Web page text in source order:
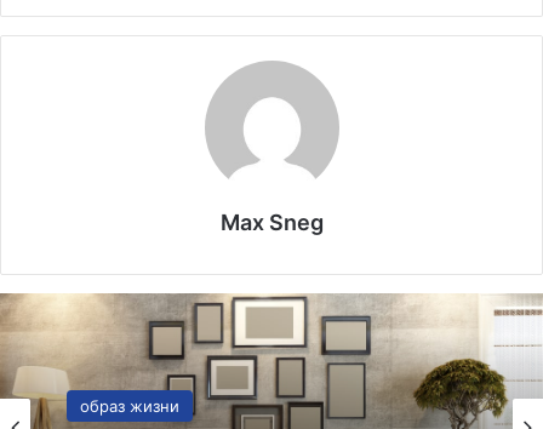
Max Sneg
Он и Она